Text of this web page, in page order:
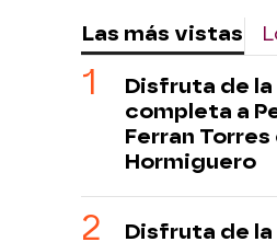
Las más vistas
Disfruta de
completa a
Ferran Torres
Hormiguero
Disfruta de